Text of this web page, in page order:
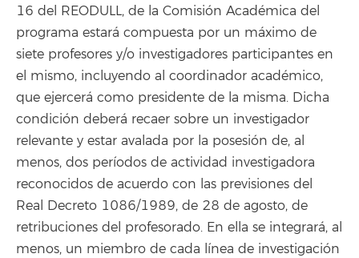
16 del REODULL, de la Comisión Académica del
programa estará compuesta por un máximo de
siete profesores y/o investigadores participantes en
el mismo, incluyendo al coordinador académico,
que ejercerá como presidente de la misma. Dicha
condición deberá recaer sobre un investigador
relevante y estar avalada por la posesión de, al
menos, dos períodos de actividad investigadora
reconocidos de acuerdo con las previsiones del
Real Decreto 1086/1989, de 28 de agosto, de
retribuciones del profesorado. En ella se integrará, al
menos, un miembro de cada línea de investigación